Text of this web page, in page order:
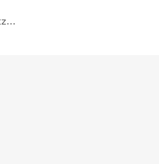
Ventova Umschlagmütze mit Bommel